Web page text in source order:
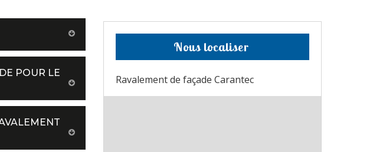
POUR LE
Nous localiser
Ravalement de façade Carantec